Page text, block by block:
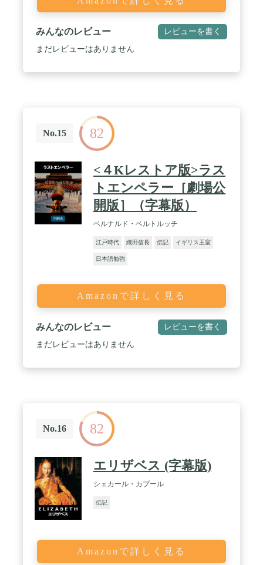
みんなのレビュー レビューを書く
まだレビューはありません
No.15 82
<４Kレストア版>ラス
トエンペラー［劇場公
開版］（字幕版）
ベルナルド・ベルトルッチ
江戸時代 織田信長 伝記 イギリス王室
日本語勉強
Amazonで詳しく見る
みんなのレビュー レビューを書く
まだレビューはありません
No.16 82
エリザベス (字幕版)
シェカール・カプール
伝記
Amazonで詳しく見る